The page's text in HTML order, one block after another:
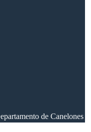
de Canelones